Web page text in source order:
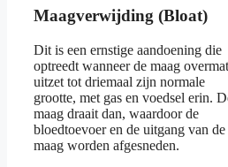
Maagverwijding (Bloat)
Dit is een ernstige aandoening die
optreedt wanneer de maag
uitzet tot driemaal zijn normale
grootte, met gas en voedsel erin.
maag draait dan, waardoor de
bloedtoevoer en de uitgang van de
maag worden afgesneden.